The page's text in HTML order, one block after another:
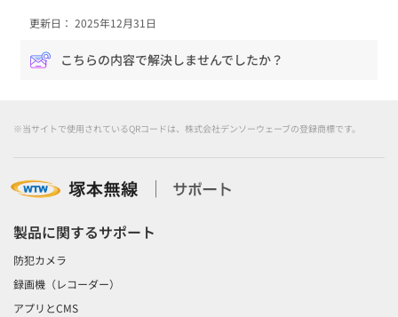
更新日： 2025年12月31日
こちらの内容で解決しませんでしたか？
※当サイトで使用されているQRコードは、株式会社デンソーウェーブの登録商標です。
製品に関するサポート
防犯カメラ
録画機（レコーダー）
アプリとCMS